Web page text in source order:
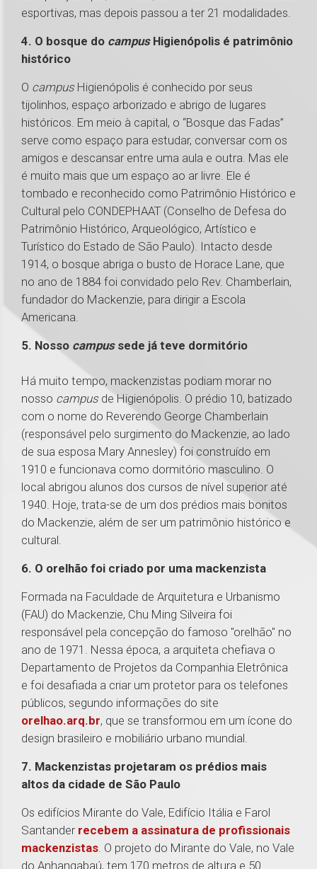
esportivas, mas depois passou a ter 21 modalidades.
4. O bosque do campusHigienópolis é patrimônio
histórico
O campus Higienópolis é conhecido por seus
tijolinhos, espaço arborizado e abrigo de lugares
históricos. Em meio à capital, o “Bosque das Fadas”
serve como espaço para estudar, conversar com os
amigos e descansar entre uma aula e outra. Mas ele
é muito mais que um espaço ao ar livre. Ele é
tombado e reconhecido como Patrimônio Histórico e
Cultural pelo CONDEPHAAT (Conselho de Defesa do
Patrimônio Histórico, Arqueológico, Artístico e
Turístico do Estado de São Paulo). Intacto desde
1914, o bosque abriga o busto de Horace Lane, que
no ano de 1884 foi convidado pelo Rev. Chamberlain,
fundador do Mackenzie, para dirigir a Escola
Americana.
5. Nosso campussede já teve dormitório
Há muito tempo, mackenzistas podiam morar no
nosso campus de Higienópolis. O prédio 10, batizado
com o nome do Reverendo George Chamberlain
(responsável pelo surgimento do Mackenzie, ao lado
de sua esposa Mary Annesley) foi construído em
1910 e funcionava como dormitório masculino. O
local abrigou alunos dos cursos de nível superior até
1940. Hoje, trata-se de um dos prédios mais bonitos
do Mackenzie, além de ser um patrimônio histórico e
cultural.
6. O orelhão foi criado por uma mackenzista
Formada na Faculdade de Arquitetura e Urbanismo
(FAU) do Mackenzie, Chu Ming Silveira foi
responsável pela concepção do famoso "orelhão" no
ano de 1971. Nessa época, a arquiteta chefiava o
Departamento de Projetos da Companhia Eletrônica
e foi desafiada a criar um protetor para os telefones
públicos, segundo informações do site
orelhao.arq.br, que se transformou em um ícone do
design brasileiro e mobiliário urbano mundial.
7. Mackenzistas projetaram os prédios mais
altos da cidade de São Paulo
Os edifícios Mirante do Vale, Edifício Itália e Farol
Santander recebem a assinatura de profissionais
mackenzistas. O projeto do Mirante do Vale, no Vale
do Anhangabaú, tem 170 metros de altura e 50